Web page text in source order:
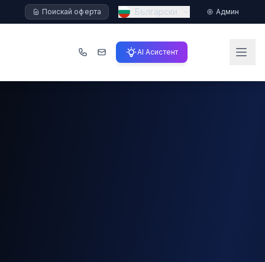
Поискай оферта Български Админ
AI Асистент